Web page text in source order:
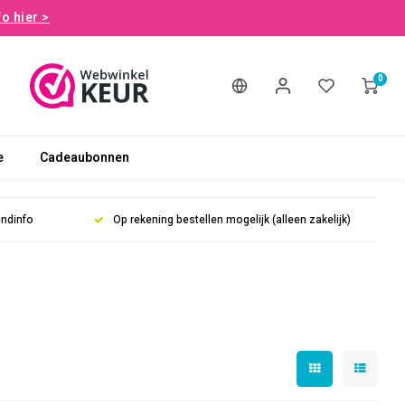
hier >
0
Cadeaubonnen
Op rekening bestellen mogelijk (alleen zakelijk)